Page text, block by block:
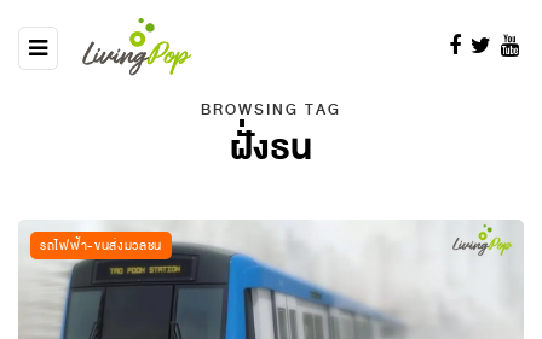
BROWSING TAG
ฝั่งธน
รถไฟฟ้า-ขนส่งมวลชน